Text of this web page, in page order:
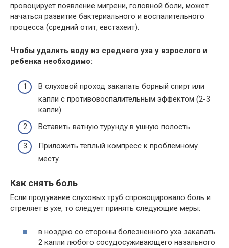
провоцирует появление мигрени, головной боли, может
начаться развитие бактериального и воспалительного
процесса (средний отит, евстахеит).
Чтобы удалить воду из среднего уха у взрослого и
ребенка необходимо:
В слуховой проход закапать борный спирт или
капли с противовоспалительным эффектом (2-3
капли).
Вставить ватную турунду в ушную полость.
Приложить теплый компресс к проблемному
месту.
Как снять боль
Если продувание слуховых труб спровоцировало боль и
стреляет в ухе, то следует принять следующие меры:
в ноздрю со стороны болезненного уха закапать
2 капли любого сосудосуживающего назального